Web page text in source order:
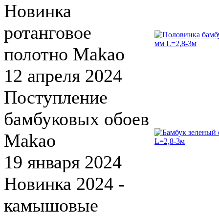
Новинка
ротанговое
полотно Makao
12 апреля 2024
Поступление
бамбуковых обоев
Makao
19 января 2024
Новинка 2024 -
камышовые